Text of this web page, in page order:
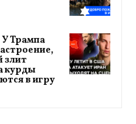
Трампа
злит
курды
в игру